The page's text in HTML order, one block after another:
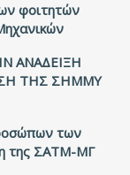
φοιτητών
ΑΝΑΔΕΙΞΗ
ΤΗΣ ΣΗΜΜΥ
των
της ΣΑΤΜ-ΜΓ